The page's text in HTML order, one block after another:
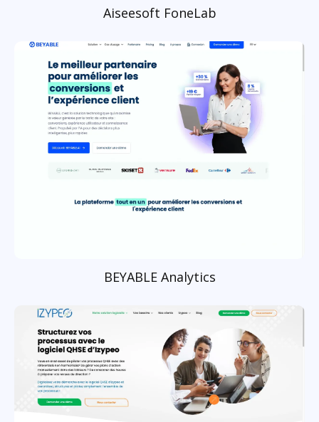
Aiseesoft FoneLab
BEYABLE Analytics